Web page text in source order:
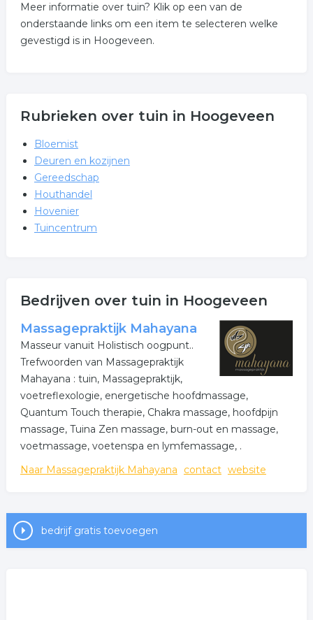
Meer informatie over tuin? Klik op een van de
onderstaande links om een item te selecteren welke
gevestigd is in Hoogeveen.
Rubrieken over tuin in Hoogeveen
Bloemist
Deuren en kozijnen
Gereedschap
Houthandel
Hovenier
Tuincentrum
Bedrijven over tuin in Hoogeveen
Massagepraktijk Mahayana
Masseur vanuit Holistisch oogpunt..
Trefwoorden van Massagepraktijk
Mahayana : tuin, Massagepraktijk,
voetreflexologie, energetische hoofdmassage,
Quantum Touch therapie, Chakra massage, hoofdpijn
massage, Tuina Zen massage, burn-out en massage,
voetmassage, voetenspa en lymfemassage, .
Naar Massagepraktijk Mahayana
contact website
bedrijf gratis toevoegen